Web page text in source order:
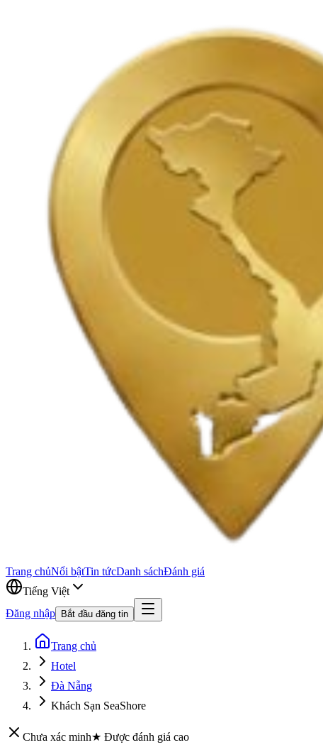
Trang chủNổi bậtTin tứcDanh sáchĐánh giá
Tiếng Việt
Đăng nhập
Bắt đầu đăng tin
Trang chủ
Hotel
Đà Nẵng
Khách Sạn SeaShore
Chưa xác minh★ Được đánh giá cao